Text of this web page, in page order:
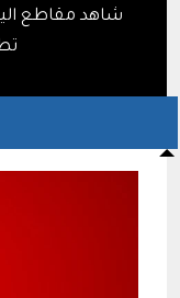
شاهد مقاطع